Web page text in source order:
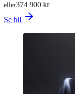
374 900 kr
eller
Se bil